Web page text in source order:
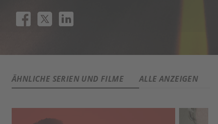
ÄHNLICHE SERIEN UND FILME ALLE ANZEIGEN